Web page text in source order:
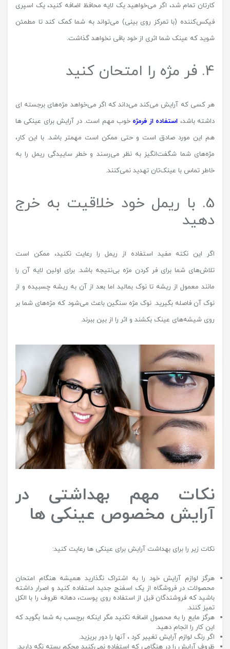
کارتان تمام شد، اگر می‌خواهید یک لایه محافظ اضافه کنید، یک اسپری
فیکس‌کننده (با تمرکز روی بینی) می‌تواند به شما کمک کند تا مطمئن
شوید که عینک شما اثری از خود باقی نخواهد گذاشت.
4. فر مژه را امتحان کنید
هر کسی که آرایش می‌کند می‌داند که اگر می‌خواهد مژه‌های برجسته ای
داشته باشد، استفاده از فرمژه خوب مهم است. در آرایش برای عینکی ها
هم این مورد صادق است و حتی ممکن است مهمتر باشد. با این کار،
مژه‌های شما شگفت‌انگیز به نظر می‌رسند و خطر ساییدگی ریمل را به
خاطر تماس با عینک‌تان تهدید نمی‌کنند.
5. با ریمل خود خلاقیت به خرج
دهید
اگر این نکته مفید استفاده از ریمل را رعایت نکنید، ممکن است
تلاش‌های شما برای فر کردن مژه بی‌نتیجه باشد. برای اولین لایه آن را
مانند معمول از ریشه تا نوک بمالید اما بعد از آن به ریشه چسبیده و از
نوک آن فاصله بگیرید. نوک مژه سنگین باعث می‌شود که مژه‌های شما بر
روی شیشه‌های عینک بکشند و اثر را از بین ببرند.
نکات مهم بهداشتی در
آرایش مخصوص عینکی ها
نکات زیر را برای بهداشت آرایش برای عینکی ها رعایت کنید:
هرگز لوازم آرایش خود را به اشتراک نگذارید همیشه هنگام امتحان
محصولات در فروشگاه از یک اسفنج جدید استفاده کنید و اصرار داشته
باشید که فروشندگان قبل از استفاده روی پوست، دهانه ظروف را با الکل
تمیز کنند.
هرگز مایع را به محصول اضافه نکنید مگر اینکه برچسب به شما بگوید که
این کار را انجام دهید.
اگر رنگ لوازم آرایش تغییر کرد ، آنها را دور بریزید.
ظروف آرایش را در هنگامی که استفاده نمی‌کنید محکم بسته نگه دارید.